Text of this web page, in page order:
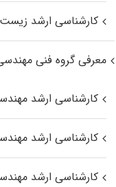
کارشناسی ارشد
معرفی گروه فنی
کارشناسی ارشد
کارشناسی ارشد
کارشناسی ارشد